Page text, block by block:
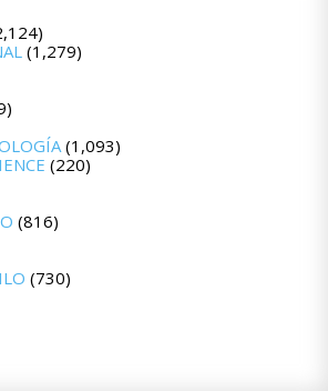
(1,279)
(1,093)
(220)
(816)
(730)